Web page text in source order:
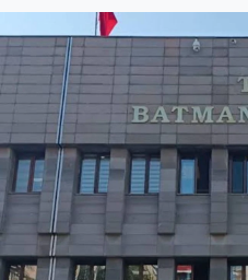
EĞİTİM
KADIN
SAĞLIK
SPOR
KÜLTÜR-SANAT
Son Dakika Haberleri
Haber Arşivi